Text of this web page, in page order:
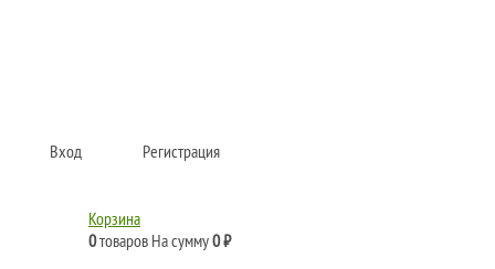
Вход Регистрация
Корзина
0товаров На сумму0 ₽